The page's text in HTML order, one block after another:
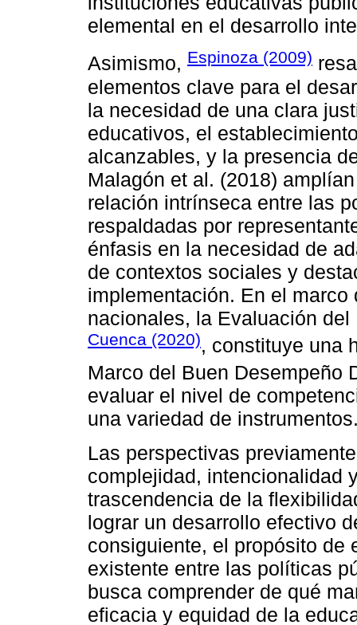
elemental en el desarrollo
Asimismo, Espinoza (2009)
elementos clave para el
la necesidad de una clara
educativos, el
alcanzables, y la presencia
Malagón et al. (2018)
relación intrínseca entre las
respaldadas por
énfasis en la necesidad de
de contextos sociales y
implementación. En el
nacionales, la Evaluación
Cuenca (2020), constituye una
Marco del Buen Desempeño
evaluar el nivel de
una variedad de
Las perspectivas
complejidad, intencionalidad
trascendencia de la
lograr un desarrollo efectivo
consiguiente, el propósito de
existente entre las políticas
busca comprender de qué
eficacia y equidad de la